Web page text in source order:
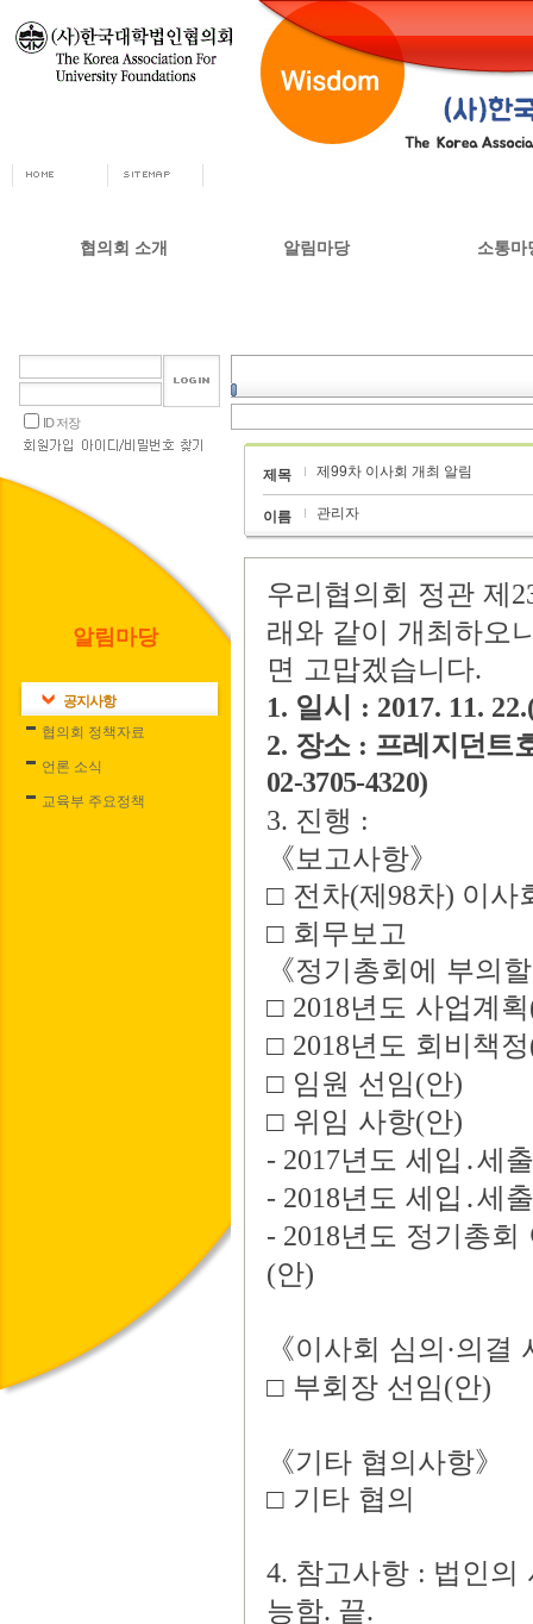
협의회 소개
설립목적 및 주요사업
협의회 정관
알림마당
교육부 주요정책
소통마
ID 저장
알림마당
공지사항
협의회 정책자료
언론 소식
교육부 주요정책
제목 제99차 이사회 개최 알림
이름 관리자
우리협의회 정관 제
래와 같이 개최하오
면 고맙겠습니다.
1. 일시 : 2017. 11.
2. 장소 : 프레지던트
02-3705-4320)
3. 진행 :
《 보고사항》
□ 전차(제 98차) 이사
□ 회무보고
《정기 총회에 부의
□ 2018년도 사업계획
□ 2018년도 회비책정
□ 임원 선임(안)
□ 위임 사항(안)
- 2017년도 세입 ․세
- 2018년도 세입 ․세
- 2018년도 정기총회
(안)
《이사회 심의 ·의결
□ 부회장 선임(안)
《기타 협의사항》
□ 기타 협의
4. 참고사항 : 법인의
능함. 끝.